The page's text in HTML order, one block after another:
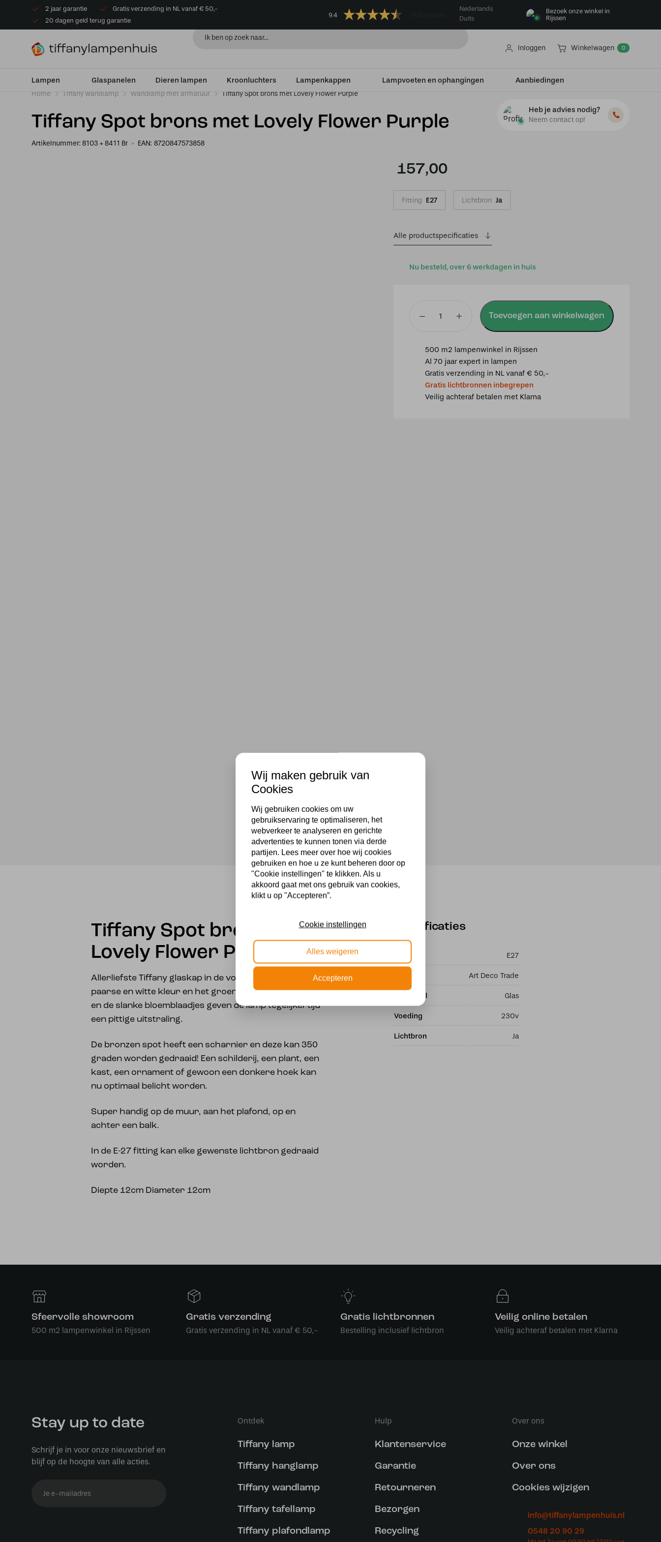
2 jaar garantie
Gratis verzending in NL vanaf € 50,-
20 dagen geld terug garantie
9.4
Nederlands
Duits
Bezoek onze winkel in
Rijssen
Inloggen Winkelwagen 0
Lampen Glaspanelen Dieren lampen Kroonluchters Lampenkappen Lampvoeten en ophangingen Aanbiedingen
Home Tiffany wandlamp Wandlamp met armatuur Tiffany Spot brons met Lovely Flower Purple
Tiffany Spot brons met Lovely Flower Purple
Artikelnummer: 8103 + 8411 Br EAN: 8720847573858
Heb je advies nodig?
Neem contact op!
Nu besteld, over 6 werkdagen in huis
157,00
Fitting E27 Lichtbron Ja
Alle productspecificaties
Toevoegen aan winkelwagen
500 m2 lampenwinkel in Rijssen
Al 70 jaar expert in lampen
Gratis verzending in NL vanaf € 50,-
Gratis lichtbronnen inbegrepen
Veilig achteraf betalen met Klarna
Tiffany Spot brons met
Lovely Flower Purple
Allerliefste Tiffany glaskap in de vorm van een tulp. De
paarse en witte kleur en het groene doorzichtige glas
en de slanke bloemblaadjes geven de lamp tegelijkertijd
een pittige uitstraling.
De bronzen spot heeft een scharnier en deze kan 350
graden worden gedraaid! Een schilderij, een plant, een
kast, een ornament of gewoon een donkere hoek kan
nu optimaal belicht worden.
Super handig op de muur, aan het plafond, op en
achter een balk.
In de E-27 fitting kan elke gewenste lichtbron gedraaid
worden.
Diepte 12cm Diameter 12cm
Specificaties
E27
Art Deco Trade
Materiaal Glas
Voeding 230v
Lichtbron Ja
Sfeervolle showroom
500 m2 lampenwinkel in Rijssen
Gratis verzending
Gratis verzending in NL vanaf € 50,-
Gratis lichtbronnen
Bestelling inclusief lichtbron
Veilig online betalen
Veilig achteraf betalen met Klarna
Stay up to date
Schrijf je in voor onze nieuwsbrief en
blijf op de hoogte van alle acties.
Ontdek
Tiffany lamp
Tiffany hanglamp
Tiffany wandlamp
Tiffany tafellamp
Tiffany plafondlamp
Hulp
Klantenservice
Garantie
Retourneren
Bezorgen
Recycling
Over ons
Onze winkel
Over ons
Cookies wijzigen
info@tiffanylampenhuis.nl
0548 20 90 29
Wij maken gebruik van
Cookies
Wij gebruiken cookies om uw
gebruikservaring te optimaliseren, het
webverkeer te analyseren en gerichte
advertenties te kunnen tonen via derde
partijen. Lees meer over hoe wij cookies
gebruiken en hoe u ze kunt beheren door op
"Cookie instellingen" te klikken. Als u
akkoord gaat met ons gebruik van cookies,
klikt u op "Accepteren”.
Cookie instellingen
Alles weigeren
Accepteren